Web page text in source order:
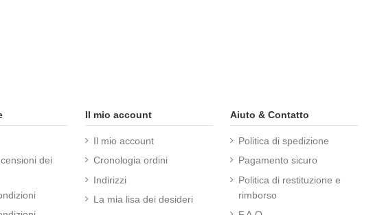
dei
Il mio account
Il mio account
Cronologia ordini
Indirizzi
La mia lisa dei desideri
Aiuto & Contatto
Politica di spedizione
Pagamento sicuro
Politica di restituzione e
rimborso